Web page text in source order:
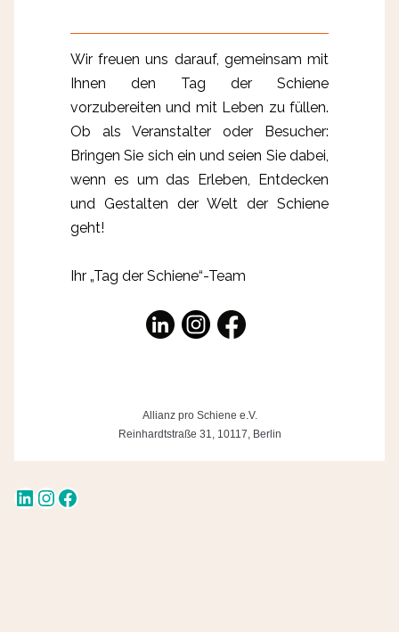
Wir freuen uns darauf, gemeinsam mit
Ihnen den Tag der Schiene
vorzubereiten und mit Leben zu füllen.
Ob als Veranstalter oder Besucher:
Bringen Sie sich ein und seien Sie dabei,
wenn es um das Erleben, Entdecken
und Gestalten der Welt der Schiene
geht!
Ihr „Tag der Schiene“-Team
Allianz pro Schiene e.V.
Reinhardtstraße 31, 10117, Berlin
LinkedIn Instagram Facebook